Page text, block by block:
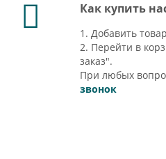
Как купить
1. Добавить
2. Перейти в
заказ".
При любых
звонок